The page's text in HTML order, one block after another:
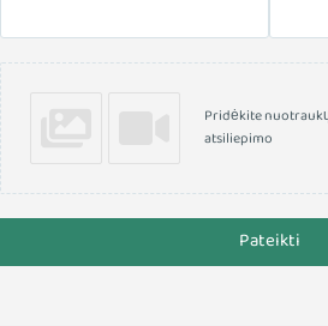
Pridėkite
atsiliepimo
Pateikti